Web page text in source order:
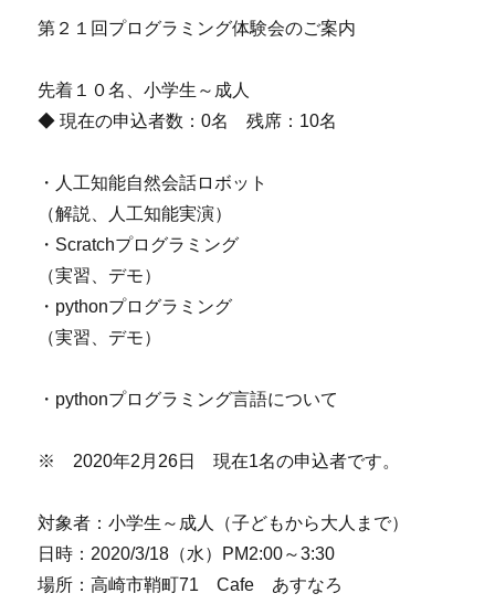
第２１回プログラミング体験会のご案内
先着１０名、小学生～成人
◆ 現在の申込者数：0名 残席：10名
・人工知能自然会話ロボット
（解説、人工知能実演）
・Scratchプログラミング
（実習、デモ）
・pythonプログラミング
（実習、デモ）
・pythonプログラミング言語について
※ 2020年2月26日 現在1名の申込者です。
対象者：小学生～成人（子どもから大人まで）
日時：2020/3/18（水）PM2:00～3:30
場所：高崎市鞘町71 Cafe あすなろ